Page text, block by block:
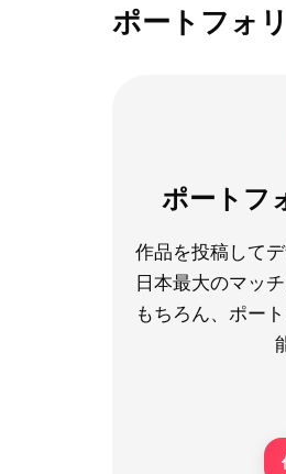
ポートフォ
ポートフ
作品を投稿して
日本最大のマッ
もちろん、ポー